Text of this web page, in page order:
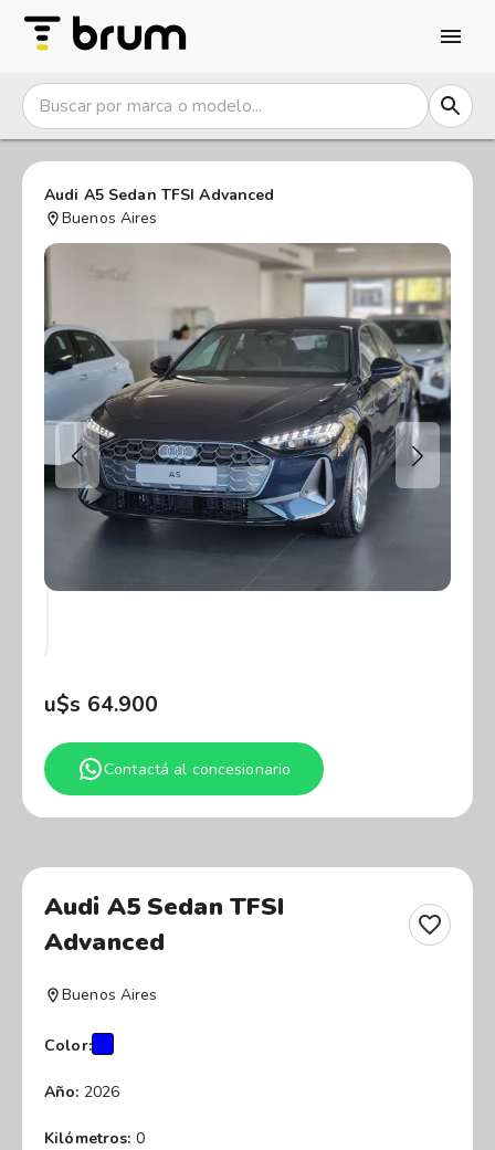
Audi A5 Sedan TFSI Advanced
Buenos Aires
u$s 64.900
Contactá al concesionario
Audi A5 Sedan TFSI
Advanced
Buenos Aires
Color:
Año: 2026
Kilómetros: 0